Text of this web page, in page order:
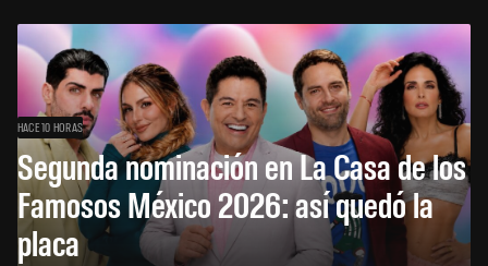
HACE 10 HORAS
Segunda nominación en La Casa de los
Famosos México 2026: así quedó la
placa